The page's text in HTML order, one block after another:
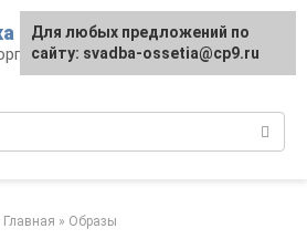
и
Главная » Образы
Для любых предложений по
сайту: svadba-ossetia@cp9.ru